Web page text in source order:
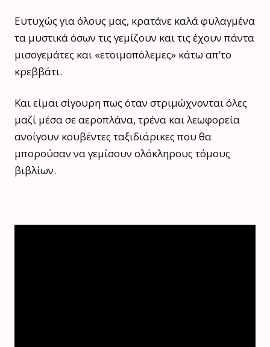
Ευτυχώς για όλους μας, κρατάνε καλά φυλαγμένα
τα μυστικά όσων τις γεμίζουν και τις έχουν πάντα
μισογεμάτες και «ετοιμοπόλεμες» κάτω απ’το
κρεββάτι.
Και είμαι σίγουρη πως όταν στριμώχνονται όλες
μαζί μέσα σε αεροπλάνα, τρένα και λεωφορεία
ανοίγουν κουβέντες ταξιδιάρικες που θα
μπορούσαν να γεμίσουν ολόκληρους τόμους
βιβλίων.